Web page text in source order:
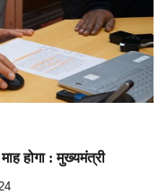
होगा : मुख्यमंत्री